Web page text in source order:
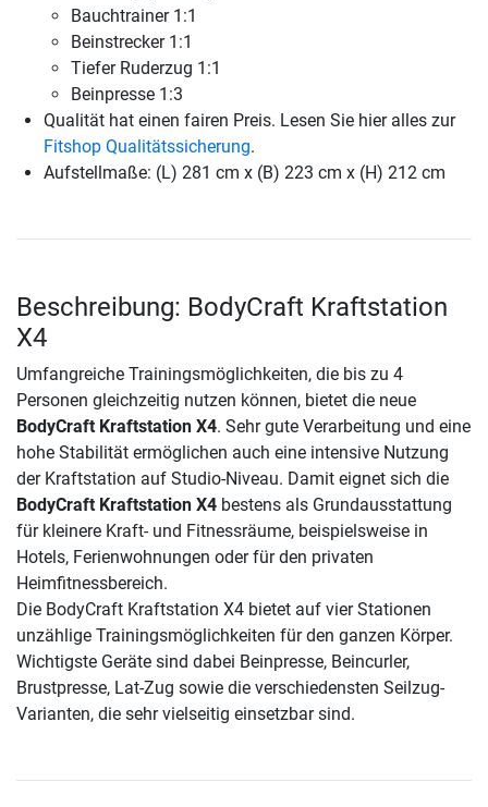
Bauchtrainer 1:1
Beinstrecker 1:1
Tiefer Ruderzug 1:1
Beinpresse 1:3
Qualität hat einen fairen Preis. Lesen Sie hier alles zur
Fitshop Qualitätssicherung.
Aufstellmaße: (L) 281 cm x (B) 223 cm x (H) 212 cm
Beschreibung: BodyCraft Kraftstation
X4
Umfangreiche Trainingsmöglichkeiten, die bis zu 4
Personen gleichzeitig nutzen können, bietet die neue
BodyCraft Kraftstation X4. Sehr gute Verarbeitung und eine
hohe Stabilität ermöglichen auch eine intensive Nutzung
der Kraftstation auf Studio-Niveau. Damit eignet sich die
BodyCraft Kraftstation X4 bestens als Grundausstattung
für kleinere Kraft- und Fitnessräume, beispielsweise in
Hotels, Ferienwohnungen oder für den privaten
Heimfitnessbereich.
Die BodyCraft Kraftstation X4 bietet auf vier Stationen
unzählige Trainingsmöglichkeiten für den ganzen Körper.
Wichtigste Geräte sind dabei Beinpresse, Beincurler,
Brustpresse, Lat-Zug sowie die verschiedensten Seilzug-
Varianten, die sehr vielseitig einsetzbar sind.